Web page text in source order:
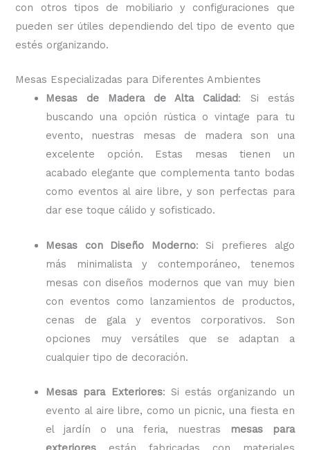
con otros tipos de mobiliario y configuraciones que
pueden ser útiles dependiendo del tipo de evento que
estés organizando.
Mesas Especializadas para Diferentes Ambientes
Mesas de Madera de Alta Calidad: Si estás
buscando una opción rústica o vintage para tu
evento, nuestras mesas de madera son una
excelente opción. Estas mesas tienen un
acabado elegante que complementa tanto bodas
como eventos al aire libre, y son perfectas para
dar ese toque cálido y sofisticado.
Mesas con Diseño Moderno: Si prefieres algo
más minimalista y contemporáneo, tenemos
mesas con diseños modernos que van muy bien
con eventos como lanzamientos de productos,
cenas de gala y eventos corporativos. Son
opciones muy versátiles que se adaptan a
cualquier tipo de decoración.
Mesas para Exteriores: Si estás organizando un
evento al aire libre, como un picnic, una fiesta en
el jardín o una feria, nuestras
mesas para